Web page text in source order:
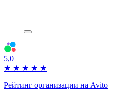
5,0
★ ★ ★ ★ ★
Рейтинг организации на Avito